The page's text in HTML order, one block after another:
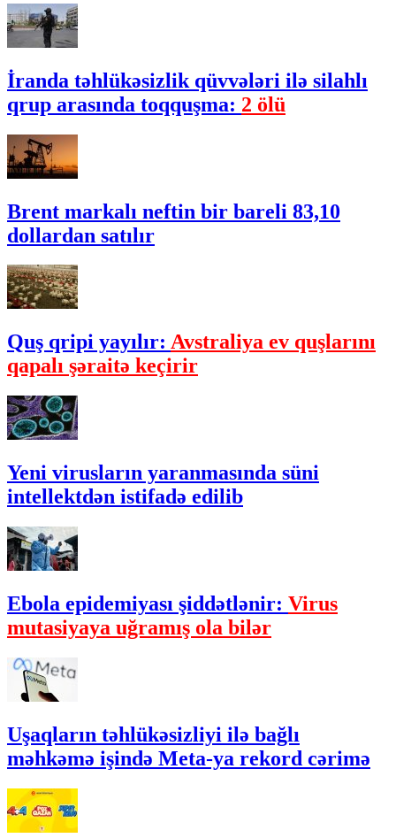
İranda təhlükəsizlik qüvvələri ilə silahlı
qrup arasında toqquşma: 2 ölü
Brent markalı neftin bir bareli 83,10
dollardan satılır
Quş qripi yayılır: Avstraliya ev quşlarını
qapalı şəraitə keçirir
Yeni virusların yaranmasında süni
intellektdən istifadə edilib
Ebola epidemiyası şiddətlənir: Virus
mutasiyaya uğramış ola bilər
Uşaqların təhlükəsizliyi ilə bağlı
məhkəmə işində Meta-ya rekord cərimə